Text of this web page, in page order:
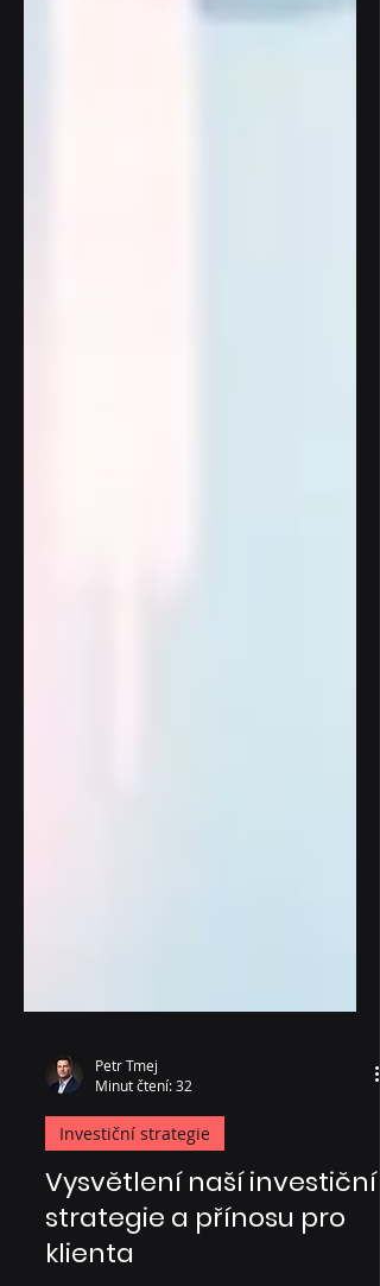
Petr Tmej
Minut čtení: 32
Investiční strategie
Vysvětlení naší investiční